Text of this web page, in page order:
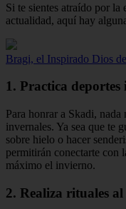
Si te sientes atraído por la
actualidad, aquí hay
Bragi, el Inspirado Dios
1. Practica deportes
Para honrar a Skadi,
invernales. Ya sea que te
sobre hielo o hacer
permitirán conectarte con
máximo el invierno.
2. Realiza rituales